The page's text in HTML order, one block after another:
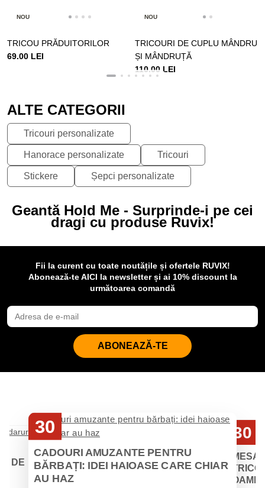
NOU
TRICOU PRĂDUITORILOR
69.00 LEI
NOU
TRICOURI DE CUPLU MÂNDRU
ȘI MÂNDRUȚĂ
110.00 LEI
ALTE CATEGORII
Tricouri personalizate
Hanorace personalizate Tricouri
Stickere Șepci personalizate
Geantă Hold Me - Surprinde-i pe cei
dragi cu produse Ruvix!
Fii la curent cu toate noutățile și ofertele RUVIX!
Abonează-te AICI la newsletter și ai 10% discount la
următoarea comandă
ABONEAZĂ-TE
DE
30
CADOURI AMUZANTE PENTRU
BĂRBAȚI: IDEI HAIOASE CARE CHIAR
AU HAZ
30